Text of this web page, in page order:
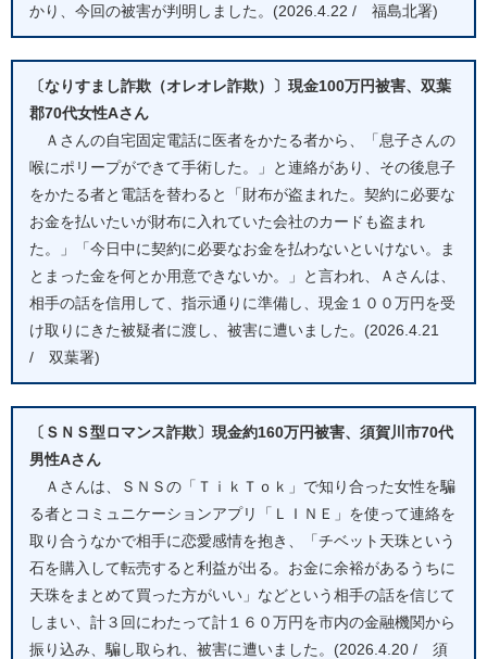
かり、今回の被害が判明しました。(2026.4.22 / 福島北署)
〔なりすまし詐欺（オレオレ詐欺）〕現金100万円被害、双葉
郡70代女性Aさん
Ａさんの自宅固定電話に医者をかたる者から、「息子さんの
喉にポリープができて手術した。」と連絡があり、その後息子
をかたる者と電話を替わると「財布が盗まれた。契約に必要な
お金を払いたいが財布に入れていた会社のカードも盗まれ
た。」「今日中に契約に必要なお金を払わないといけない。ま
とまった金を何とか用意できないか。」と言われ、Ａさんは、
相手の話を信用して、指示通りに準備し、現金１００万円を受
け取りにきた被疑者に渡し、被害に遭いました。(2026.4.21
/ 双葉署)
〔ＳＮＳ型ロマンス詐欺〕現金約160万円被害、須賀川市70代
男性Aさん
Ａさんは、ＳＮＳの「ＴｉｋＴｏｋ」で知り合った女性を騙
る者とコミュニケーションアプリ「ＬＩＮＥ」を使って連絡を
取り合うなかで相手に恋愛感情を抱き、「チベット天珠という
石を購入して転売すると利益が出る。お金に余裕があるうちに
天珠をまとめて買った方がいい」などという相手の話を信じて
しまい、計３回にわたって計１６０万円を市内の金融機関から
振り込み、騙し取られ、被害に遭いました。(2026.4.20 / 須